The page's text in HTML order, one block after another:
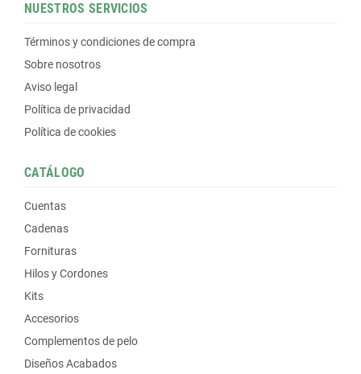
NUESTROS SERVICIOS
Términos y condiciones de compra
Sobre nosotros
Aviso legal
Política de privacidad
Política de cookies
CATÁLOGO
Cuentas
Cadenas
Fornituras
Hilos y Cordones
Kits
Accesorios
Complementos de pelo
Diseños Acabados